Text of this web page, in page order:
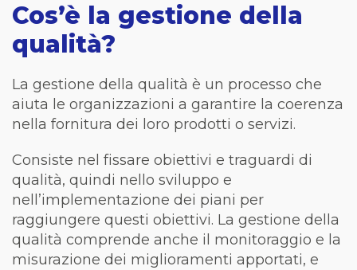
Cos’è la gestione della
qualità?
La gestione della qualità è un processo che
aiuta le organizzazioni a garantire la coerenza
nella fornitura dei loro prodotti o servizi.
Consiste nel fissare obiettivi e traguardi di
qualità, quindi nello sviluppo e
nell’implementazione dei piani per
raggiungere questi obiettivi. La gestione della
qualità comprende anche il monitoraggio e la
misurazione dei miglioramenti apportati, e